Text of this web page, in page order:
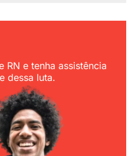
RN e tenha assistência
dessa luta.